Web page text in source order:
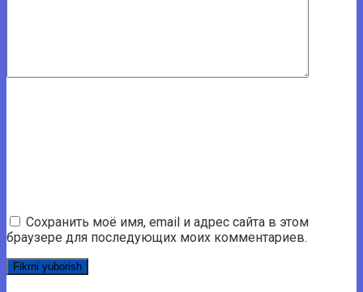
Сохранить моё имя, email и адрес сайта в этом
браузере для последующих моих комментариев.